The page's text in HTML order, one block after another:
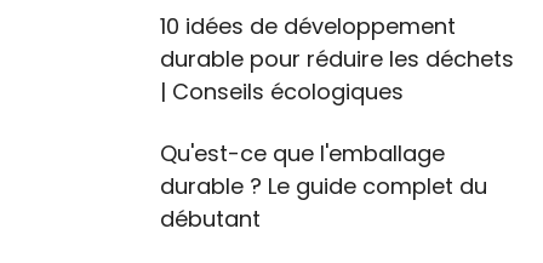
10 idées de développement
durable pour réduire les déchets
| Conseils écologiques
Qu'est-ce que l'emballage
durable ? Le guide complet du
débutant